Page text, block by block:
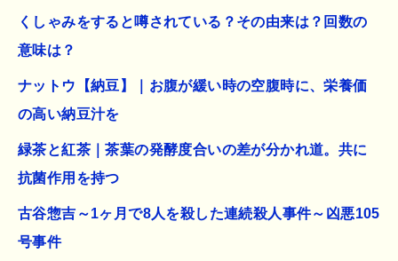
くしゃみをすると噂されている？その由来は？回数の
意味は？
ナットウ【納豆】｜お腹が緩い時の空腹時に、栄養価
の高い納豆汁を
緑茶と紅茶｜茶葉の発酵度合いの差が分かれ道。共に
抗菌作用を持つ
古谷惣吉～1ヶ月で8人を殺した連続殺人事件～凶悪105
号事件